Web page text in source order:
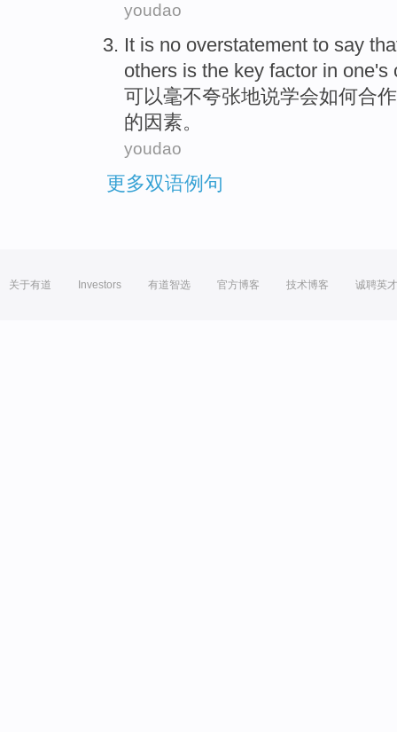
youdao
It is no overstatement to say
others is the key factor in one's
可以毫不夸张地说学会如何合作
的 因素。
youdao
更多双语例句
关于有道 Investors 有道智选 官方博客 技术博客 诚聘英才